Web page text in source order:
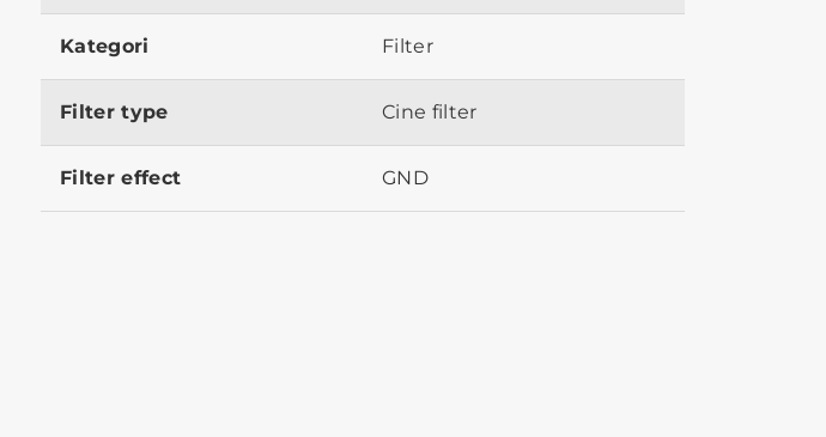
Kategori Filter
Filter type Cine filter
Filter effect GND